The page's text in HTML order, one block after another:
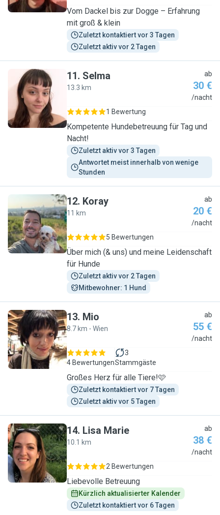
Vom Dackel bis zur Dogge – Erfahrung
mit groß & klein
Zuletzt kontaktiert vor 3 Tagen
Zuletzt aktiv vor 2 Tagen
S
11. Selma
13.3 km
ab
30 €
/nacht
1 Bewertung
Kompetente Hundebetreuung für Tag und
Nacht!
Zuletzt aktiv vor 3 Tagen
Antwortet meist innerhalb von wenige
Stunden
K
12. Koray
11 km
ab
20 €
/nacht
5 Bewertungen
Über mich (& uns) und meine Leidenschaft
für Hunde
Zuletzt aktiv vor 2 Tagen
Mitbewohner: 1 Hund
M
13. Mio
8.7 km - Wien
ab
55 €
/nacht
4 Bewertungen
3
Stammgäste
Großes Herz für alle Tiere!🩷
Zuletzt kontaktiert vor 7 Tagen
Zuletzt aktiv vor 5 Tagen
L
14. Lisa Marie
10.1 km
ab
38 €
/nacht
2 Bewertungen
Liebevolle Betreuung
Kürzlich aktualisierter Kalender
Zuletzt kontaktiert vor 6 Tagen